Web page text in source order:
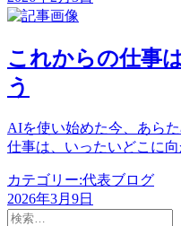
ン
これからの仕事
う
AIを使い始めた今、あら
仕事は、いったいどこに
カテゴリー:代表ブログ
2026年3月9日
検